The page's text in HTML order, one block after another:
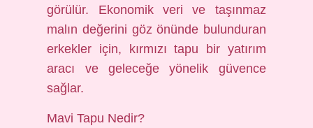
görülür. Ekonomik veri ve taşınmaz
malın değerini göz önünde bulunduran
erkekler için, kırmızı tapu bir yatırım
aracı ve geleceğe yönelik güvence
sağlar.
Mavi Tapu Nedir?